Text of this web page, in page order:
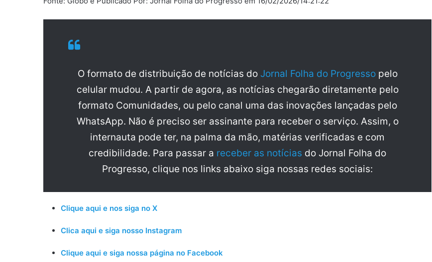
O formato de distribuição de notícias do Jornal Folha do Progresso pelo
celular mudou. A partir de agora, as notícias chegarão diretamente pelo
formato Comunidades, ou pelo canal uma das inovações lançadas pelo
WhatsApp. Não é preciso ser assinante para receber o serviço. Assim, o
internauta pode ter, na palma da mão, matérias verificadas e com
credibilidade. Para passar a receber as notícias do Jornal Folha do
Progresso, clique nos links abaixo siga nossas redes sociais:
Clique aqui e nos siga no X
Clica aqui e siga nosso Instagram
Clique aqui e siga nossa página no Facebook